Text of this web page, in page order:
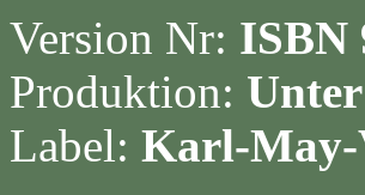
Version Nr: ISBN
Produktion:
Label: Karl-May-